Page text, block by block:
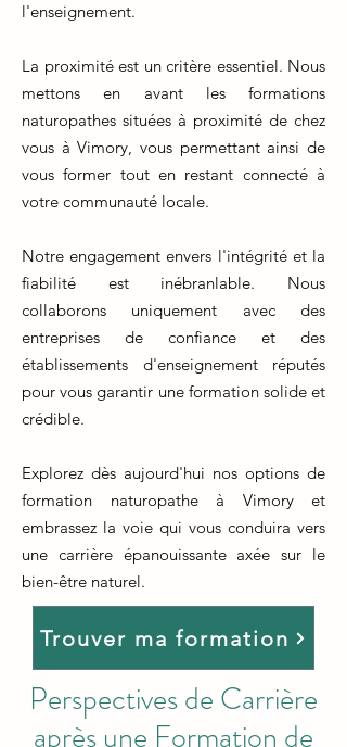
l'enseignement.
La proximité est un critère essentiel. Nous
mettons en avant les formations
naturopathes situées à proximité de chez
vous à Vimory, vous permettant ainsi de
vous former tout en restant connecté à
votre communauté locale.
Notre engagement envers l'intégrité et la
fiabilité est inébranlable. Nous
collaborons uniquement avec des
entreprises de confiance et des
établissements d'enseignement réputés
pour vous garantir une formation solide et
crédible.
Explorez dès aujourd'hui nos options de
formation naturopathe à Vimory et
embrassez la voie qui vous conduira vers
une carrière épanouissante axée sur le
bien-être naturel.
Trouver ma formation
Perspectives de Carrière
après une Formation de